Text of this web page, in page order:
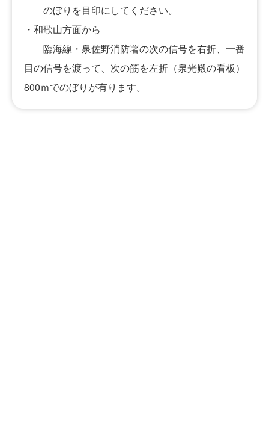
のぼりを目印にしてください。
・和歌山方面から
臨海線・泉佐野消防署の次の信号を右折、一番
目の信号を渡って、次の筋を左折（泉光殿の看板）
800ｍでのぼりが有ります。